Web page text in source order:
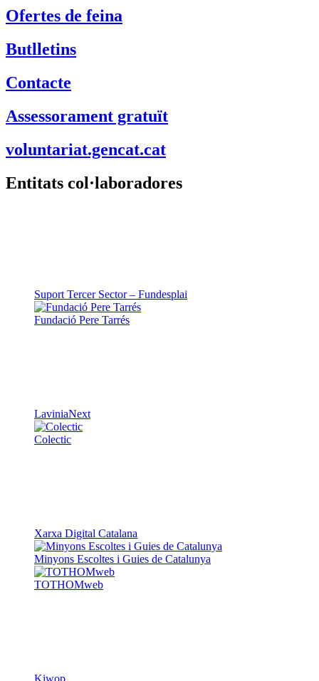
Ofertes de feina
Butlletins
Contacte
Assessorament gratuït
voluntariat.gencat.cat
Entitats col·laboradores
Suport Tercer Sector – Fundesplai
Fundació Pere Tarrés
LaviniaNext
Colectic
Xarxa Digital Catalana
Minyons Escoltes i Guies de Catalunya
TOTHOMweb
Kiwop